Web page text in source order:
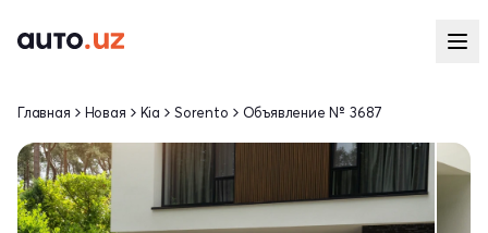
Главная Новая Kia Sorento Объявление № 3687